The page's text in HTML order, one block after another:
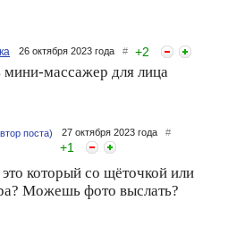
26 октября 2023 года # +2
мини-массажер для лица
поста) 27 октября 2023 года #
+1
это который со щёточкой или
Можешь фото выслать?